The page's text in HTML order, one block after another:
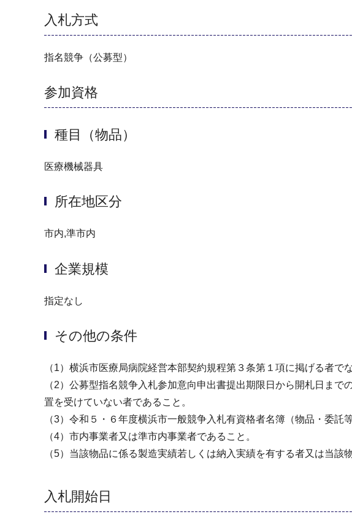
入札方式
指名競争（公募型）
参加資格
種目（物品）
医療機械器具
所在地区分
市内,準市内
企業規模
指定なし
その他の条件
（1）横浜市医療局病院経営本部契約規程第３条第１項に掲げる者
（2）公募型指名競争入札参加意向申出書提出期限日から開札日ま
置を受けていない者であること。
（3）令和５・６年度横浜市一般競争入札有資格者名簿（物品・委
（4）市内事業者又は準市内事業者であること。
（5）当該物品に係る製造実績若しくは納入実績を有する者又は当該
入札開始日